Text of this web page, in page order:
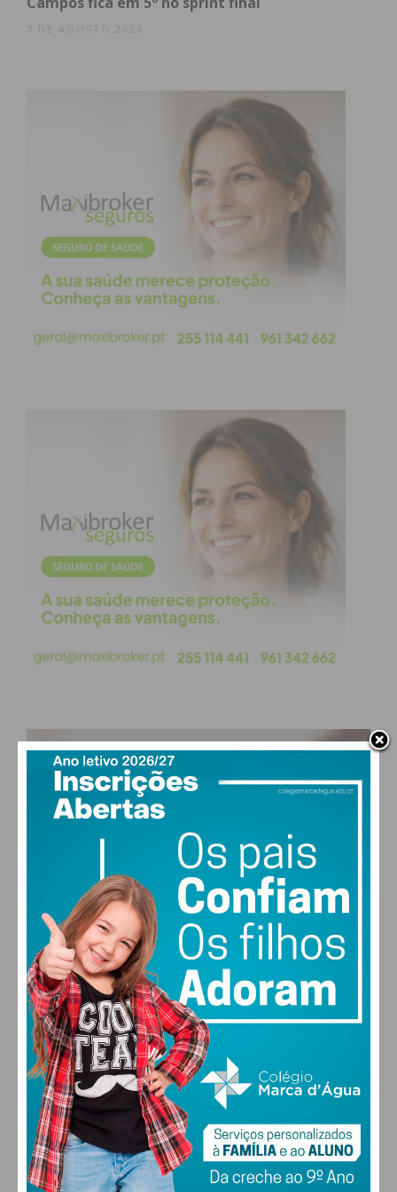
Com dois jogos ainda pela frente, o técnico
de campeão com um registo apenas composto por
vitórias. Na próxima quinta-feira, o
FC Águias de
desloca-se ao reduto do Caxinas, para
realizar a partida em atraso da 8ª jornada. O último
jogo da época está agendado para sábado, em
Matosinhos, frente ao Leixões.
Subscreva a newsletter do
atualizada.
Eu li e concordo com os
termos e
7 DE AGOSTO 2026
PAÇOS DE FERREIRA
17°
clear sky
MAX 17 • MIN 17
29°
SEG
31
TER
32 °
QUA
31 °
QUI
FARMACIAS DE SERVIÇO EM PAÇOS DE
FERREIRA